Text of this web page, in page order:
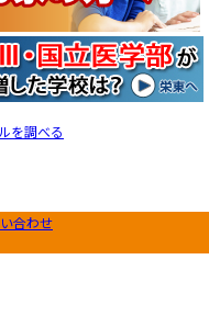
を調べる
合わせ